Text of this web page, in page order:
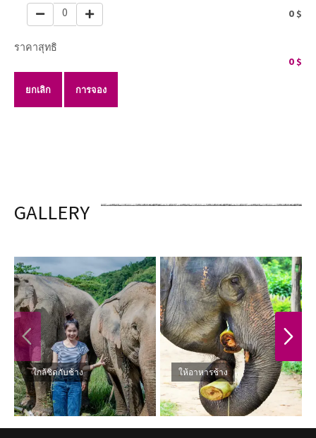
0 0 $
ราคาสุทธิ
0$
ยกเลิก การจอง
GALLERY
PREVIOUS
ใกล้ชิดกับช้าง ให้อาหารช้าง
NEXT